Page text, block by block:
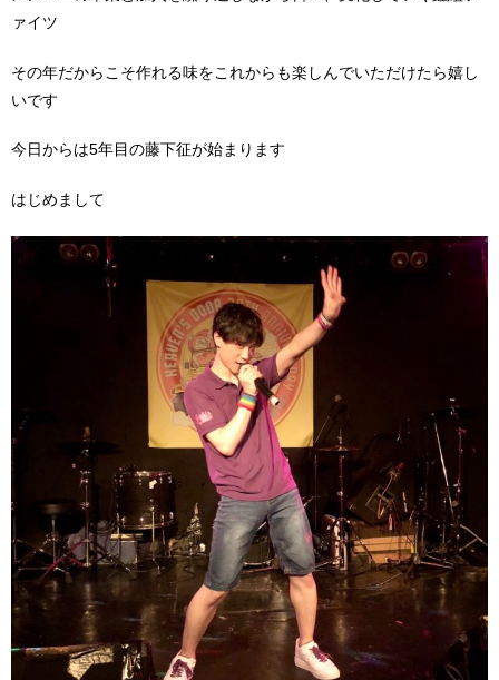
ァイツ
その年だからこそ作れる味をこれからも楽しんでいただけたら嬉し
いです
今日からは5年目の藤下征が始まります
はじめまして